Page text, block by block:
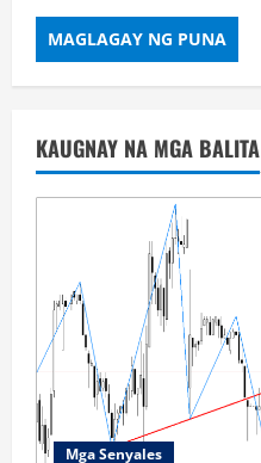
KAUGNAY NA MGA BALITA
Mga Senyales